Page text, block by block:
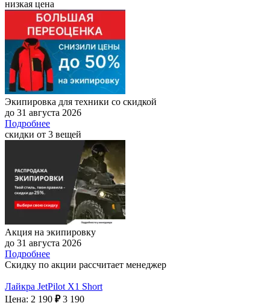
низкая цена
Экипировка для техники со скидкой
до 31 августа 2026
Подробнее
скидки от 3 вещей
Акция на экипировку
до 31 августа 2026
Подробнее
Скидку по акции рассчитает менеджер
Лайкра JetPilot X1 Short
Цена: 2 190 ₽ 3 190